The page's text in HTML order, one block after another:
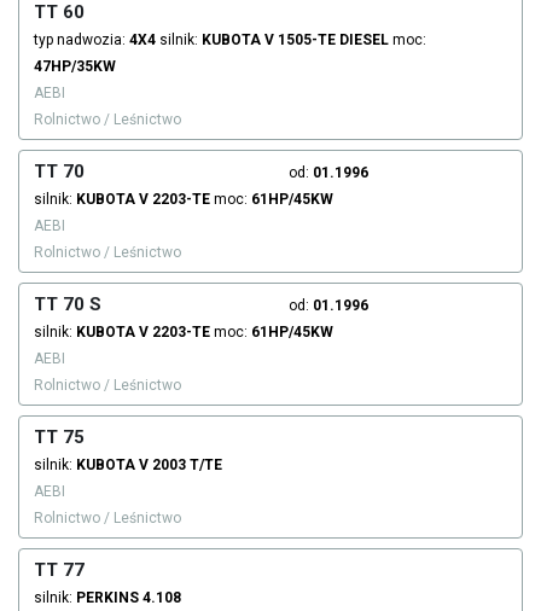
TT 60
typ nadwozia: 4X4 silnik: KUBOTA V 1505-TE DIESEL moc:
47HP/35KW
AEBI
Rolnictwo / Leśnictwo
TT 70 od: 01.1996
silnik: KUBOTA V 2203-TE moc: 61HP/45KW
AEBI
Rolnictwo / Leśnictwo
TT 70 S od: 01.1996
silnik: KUBOTA V 2203-TE moc: 61HP/45KW
AEBI
Rolnictwo / Leśnictwo
TT 75
silnik: KUBOTA V 2003 T/TE
AEBI
Rolnictwo / Leśnictwo
TT 77
silnik: PERKINS 4.108